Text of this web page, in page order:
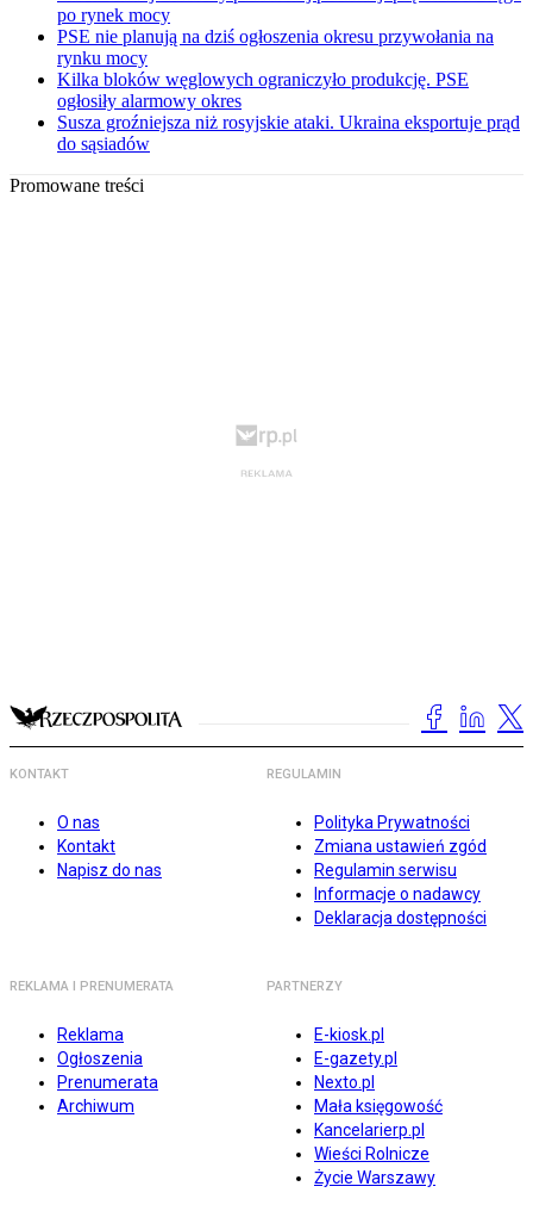
po rynek mocy
PSE nie planują na dziś ogłoszenia okresu przywołania na
rynku mocy
Kilka bloków węglowych ograniczyło produkcję. PSE
ogłosiły alarmowy okres
Susza groźniejsza niż rosyjskie ataki. Ukraina eksportuje prąd
do sąsiadów
Promowane treści
KONTAKT
O nas
Kontakt
Napisz do nas
REGULAMIN
Polityka Prywatności
Zmiana ustawień zgód
Regulamin serwisu
Informacje o nadawcy
Deklaracja dostępności
REKLAMA I PRENUMERATA
Reklama
Ogłoszenia
Prenumerata
Archiwum
PARTNERZY
E-kiosk.pl
E-gazety.pl
Nexto.pl
Mała księgowość
Kancelarierp.pl
Wieści Rolnicze
Życie Warszawy